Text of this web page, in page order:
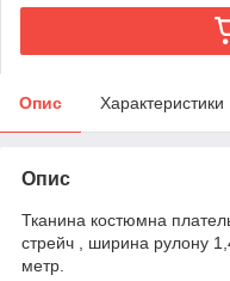
Опис Характеристики
Опис
Тканина костюмна
стрейч , ширина рулону
метр.